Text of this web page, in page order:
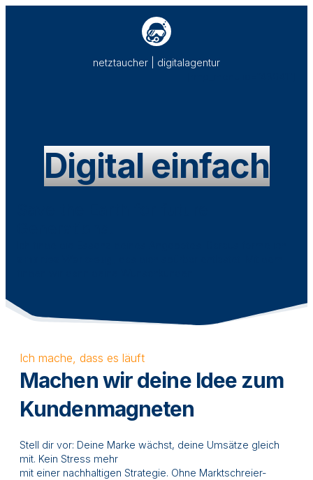
netztaucher | digitalagentur
Digital einfach
Ich mache, dass es läuft
Machen wir deine Idee zum
Kundenmagneten
Stell dir vor: Deine Marke wächst, deine Umsätze gleich
mit. Kein Stress mehr
mit einer nachhaltigen Strategie. Ohne Marktschreier-